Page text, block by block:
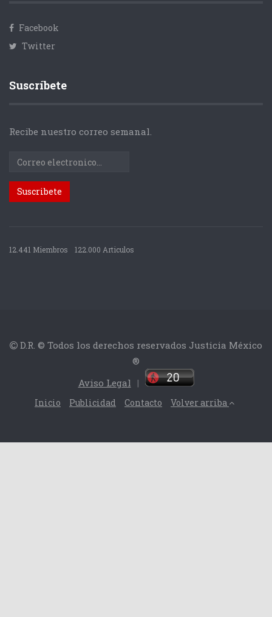
Facebook
Twitter
Suscríbete
Recibe nuestro correo semanal.
12.441 Miembros 122.000 Articulos
D.R. © Todos los derechos reservados Justicia México
®
Aviso Legal |
Inicio Publicidad Contacto Volver arriba